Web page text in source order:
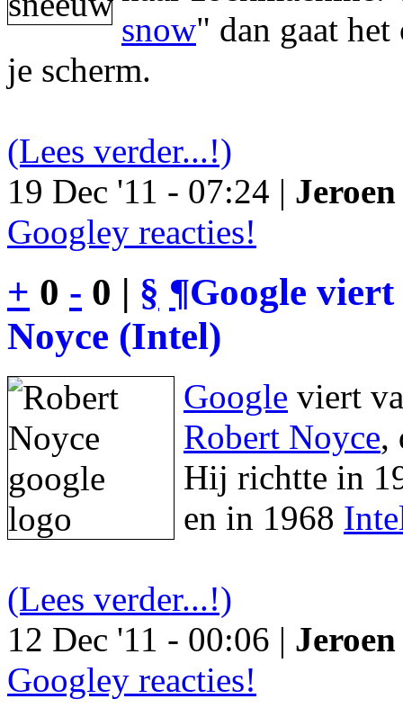
snow" dan gaat
je scherm.
(Lees verder...!)
19 Dec '11 - 07:24 |
Googley reacties!
+ 0 - 0 | § ¶Google
Noyce (Intel)
Google viert
Robert Noyce,
Hij richtte in
en in 1968
(Lees verder...!)
12 Dec '11 - 00:06 |
Googley reacties!